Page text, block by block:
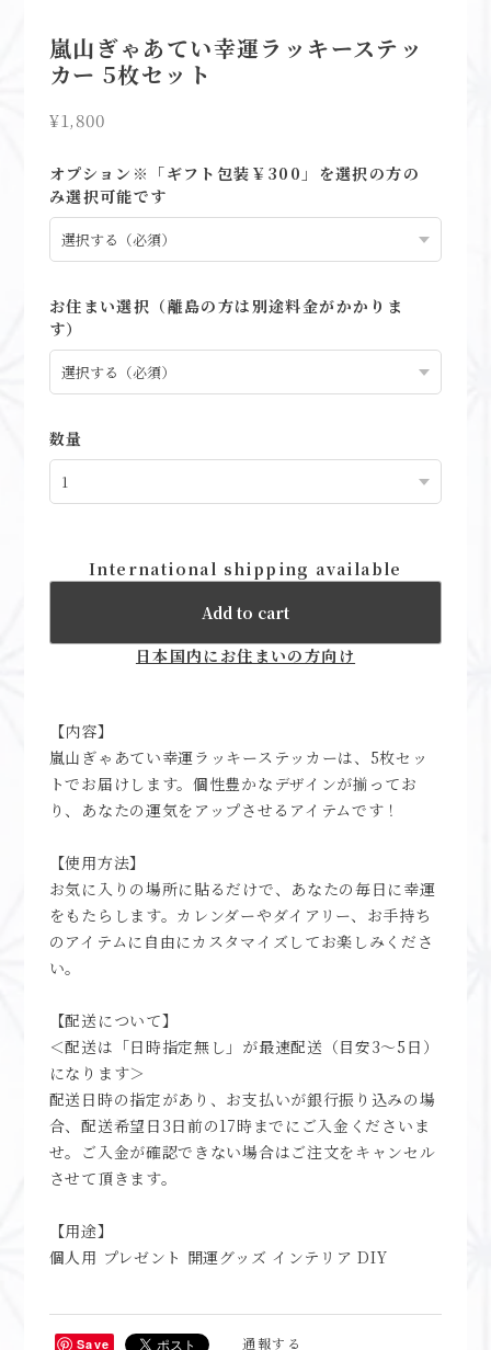
嵐山ぎゃあてい幸運ラッキーステッ
カー 5枚セット
¥1,800
オプション※「ギフト包装￥300」を選択の方の
み選択可能です
お住まい選択（離島の方は別途料金がかかりま
す）
数量
International shipping available
Add to cart
日本国内にお住まいの方向け
【内容】
嵐山ぎゃあてい幸運ラッキーステッカーは、5枚セッ
トでお届けします。個性豊かなデザインが揃ってお
り、あなたの運気をアップさせるアイテムです！
【使用方法】
お気に入りの場所に貼るだけで、あなたの毎日に幸運
をもたらします。カレンダーやダイアリー、お手持ち
のアイテムに自由にカスタマイズしてお楽しみくださ
い。
【配送について】
＜配送は「日時指定無し」が最速配送（目安3～5日）
になります＞
配送日時の指定があり、お支払いが銀行振り込みの場
合、配送希望日3日前の17時までにご入金くださいま
せ。ご入金が確認できない場合はご注文をキャンセル
させて頂きます。
【用途】
個人用 プレゼント 開運グッズ インテリア DIY
Save 通報する